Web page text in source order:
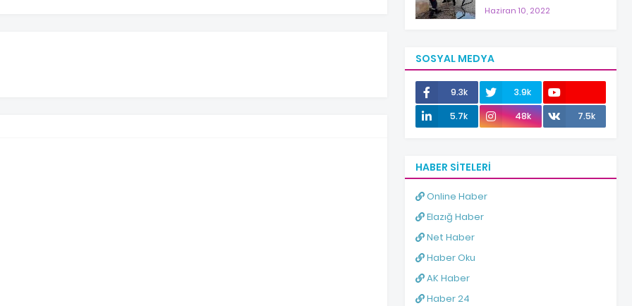
Haziran 10, 2022
SOSYAL MEDYA
9.3k
3.9k
12.0k
5.7k 48k 7.5k
HABER SITELERI
Online Haber
Elazığ Haber
Net Haber
Haber Oku
AK Haber
Haber 24